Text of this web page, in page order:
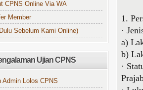
1.
·
a)
b)
·
CPNS Online Via WA
Member
Sebelum Kami Online)
Ujian CPNS
Admin Lolos CPNS